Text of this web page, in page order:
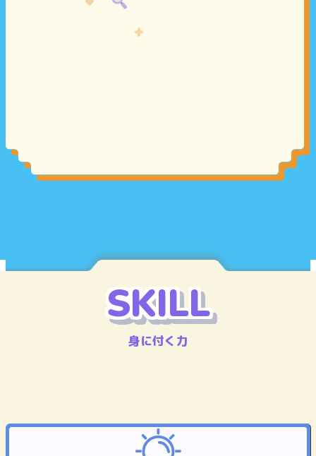
SKILL
身に付く力